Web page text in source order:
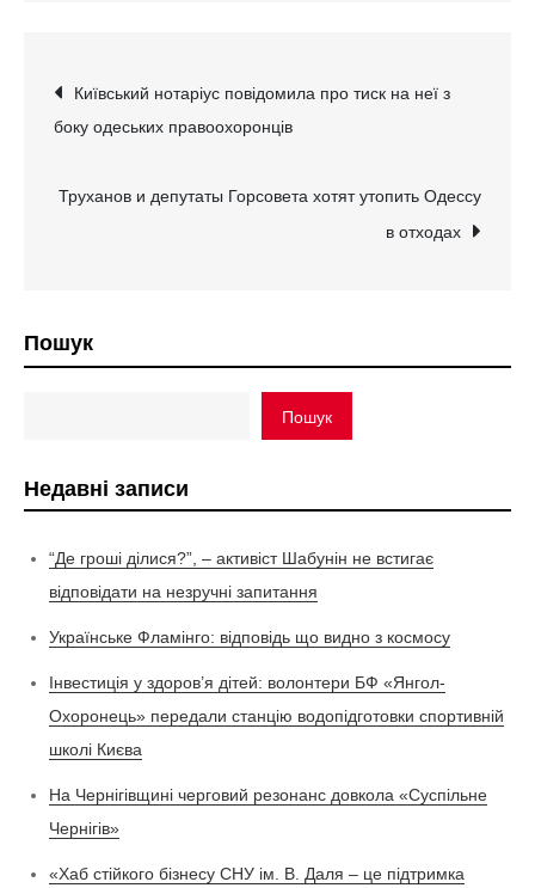
Навігація
записів
Київський нотаріус повідомила про тиск на неї з
боку одеських правоохоронців
Труханов и депутаты Горсовета хотят утопить Одессу
в отходах
Пошук
Пошук
Недавні записи
“Де гроші ділися?”, – активіст Шабунін не встигає
відповідати на незручні запитання
Українське Фламінго: відповідь що видно з космосу
Інвестиція у здоров’я дітей: волонтери БФ «Янгол-
Охоронець» передали станцію водопідготовки спортивній
школі Києва
На Чернігівщині черговий резонанс довкола «Суспільне
Чернігів»
«Хаб стійкого бізнесу СНУ ім. В. Даля – це підтримка